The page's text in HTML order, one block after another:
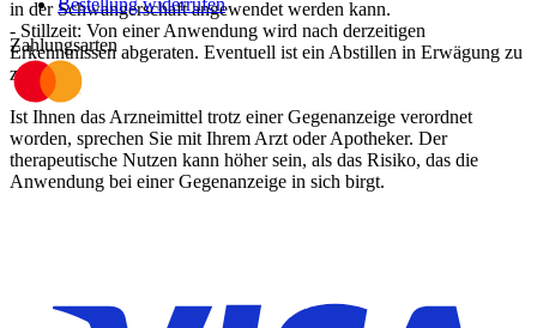
in der Schwangerschaft angewendet werden kann.
- Stillzeit: Von einer Anwendung wird nach derzeitigen
Erkenntnissen abgeraten. Eventuell ist ein Abstillen in Erwägung zu
ziehen.
Ist Ihnen das Arzneimittel trotz einer Gegenanzeige verordnet
worden, sprechen Sie mit Ihrem Arzt oder Apotheker. Der
therapeutische Nutzen kann höher sein, als das Risiko, das die
Anwendung bei einer Gegenanzeige in sich birgt.
Bestellung widerrufen
Zahlungsarten